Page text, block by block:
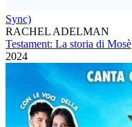
Sync)
RACHEL ADELMAN
Testament: La storia di Mosè
2024